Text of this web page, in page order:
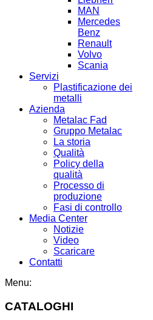
MAN
Mercedes
Benz
Renault
Volvo
Scania
Servizi
Plastificazione dei
metalli
Azienda
Metalac Fad
Gruppo Metalac
La storia
Qualità
Policy della
qualità
Processo di
produzione
Fasi di controllo
Media Center
Notizie
Video
Scaricare
Contatti
Menu:
CATALOGHI